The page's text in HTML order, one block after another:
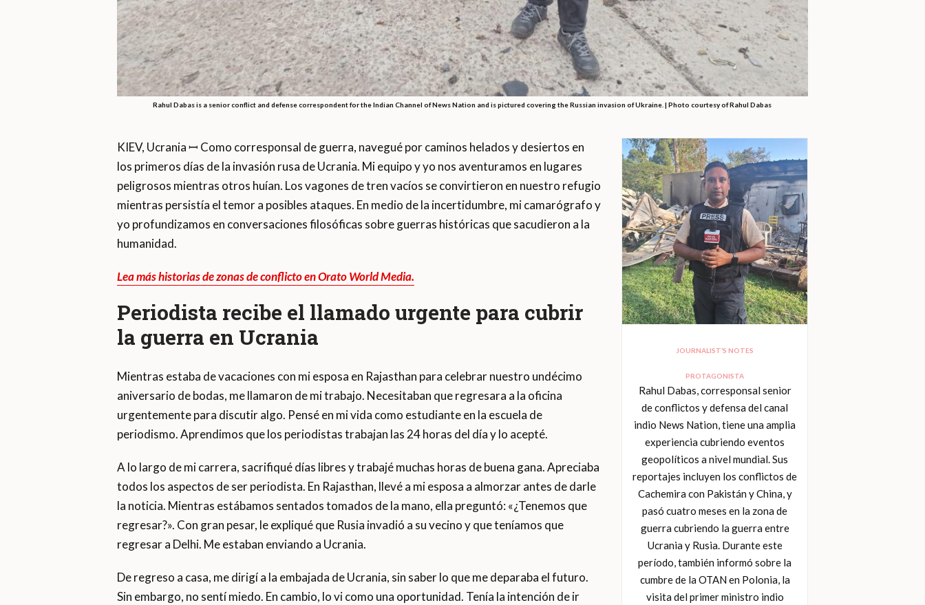
Rahul Dabas is a senior conflict and defense correspondent for the Indian Channel of News Nation and is pictured covering the Russian invasion of Ukraine. | Photo courtesy of Rahul Dabas
JOURNALIST’S NOTES
PROTAGONISTA
Rahul Dabas, corresponsal senior
de conflictos y defensa del canal
indio News Nation, tiene una amplia
experiencia cubriendo eventos
geopolíticos a nivel mundial. Sus
reportajes incluyen los conflictos de
Cachemira con Pakistán y China, y
pasó cuatro meses en la zona de
guerra cubriendo la guerra entre
Ucrania y Rusia. Durante este
período, también informó sobre la
cumbre de la OTAN en Polonia, la
visita del primer ministro indio
KIEV, Ucrania ꟷ Como corresponsal de guerra, navegué por caminos helados y desiertos en
los primeros días de la invasión rusa de Ucrania. Mi equipo y yo nos aventuramos en lugares
peligrosos mientras otros huían. Los vagones de tren vacíos se convirtieron en nuestro refugio
mientras persistía el temor a posibles ataques. En medio de la incertidumbre, mi camarógrafo y
yo profundizamos en conversaciones filosóficas sobre guerras históricas que sacudieron a la
humanidad.
Lea más historias de zonas de conflicto en Orato World Media.
Periodista recibe el llamado urgente para cubrir
la guerra en Ucrania
Mientras estaba de vacaciones con mi esposa en Rajasthan para celebrar nuestro undécimo
aniversario de bodas, me llamaron de mi trabajo. Necesitaban que regresara a la oficina
urgentemente para discutir algo. Pensé en mi vida como estudiante en la escuela de
periodismo. Aprendimos que los periodistas trabajan las 24 horas del día y lo acepté.
A lo largo de mi carrera, sacrifiqué días libres y trabajé muchas horas de buena gana. Apreciaba
todos los aspectos de ser periodista. En Rajasthan, llevé a mi esposa a almorzar antes de darle
la noticia. Mientras estábamos sentados tomados de la mano, ella preguntó: «¿Tenemos que
regresar?». Con gran pesar, le expliqué que Rusia invadió a su vecino y que teníamos que
regresar a Delhi. Me estaban enviando a Ucrania.
De regreso a casa, me dirigí a la embajada de Ucrania, sin saber lo que me deparaba el futuro.
Sin embargo, no sentí miedo. En cambio, lo vi como una oportunidad. Tenía la intención de ir